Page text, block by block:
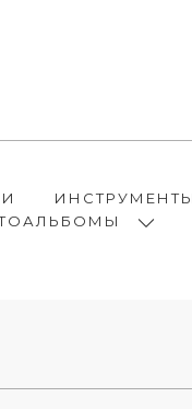
ИНСТРУМЕНТЫ